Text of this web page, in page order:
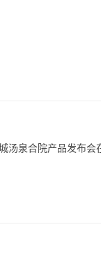
汤泉合院产品发布